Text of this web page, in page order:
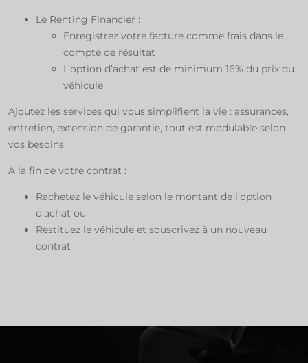
Le Renting Financier :​
Enregistrez votre facture comme frais dans le
compte de résultat​
L’option d’achat est de minimum 16% du prix du
véhicule​
Ajoutez les services qui vous simplifient la vie : assurances,
entretien, extension de garantie, tout est modulable selon
vos besoins​
À la fin de votre contrat : ​
Rachetez le véhicule selon le montant de l’option
d’achat ​ou​
Restituez le véhicule et souscrivez à un nouveau
contrat​